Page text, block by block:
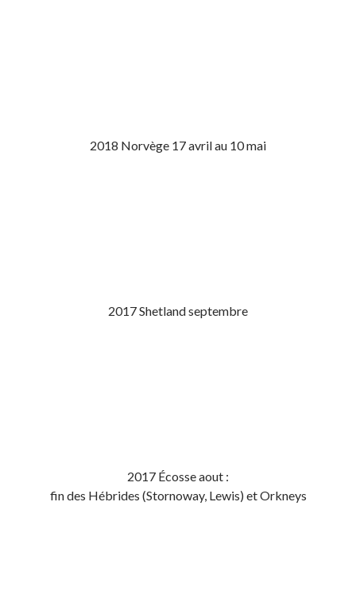
2018 Norvège 17 avril au 10 mai
2017 Shetland septembre
2017 Écosse aout :
fin des Hébrides (Stornoway, Lewis) et Orkneys